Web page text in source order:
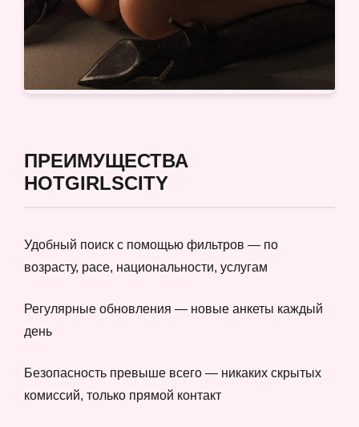
ПРЕИМУЩЕСТВА
HOTGIRLSCITY
Удобный поиск с помощью фильтров — по
возрасту, расе, национальности, услугам
Регулярные обновления — новые анкеты каждый
день
Безопасность превыше всего — никаких скрытых
комиссий, только прямой контакт